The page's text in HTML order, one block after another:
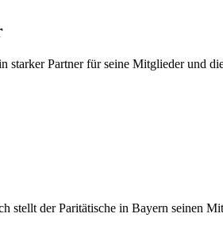
starker Partner für seine Mitglieder und
stellt der Paritätische in Bayern seinen